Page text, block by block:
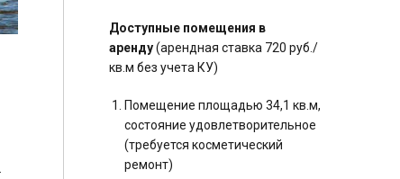
Доступные помещения в
аренду(арендная ставка 720 руб./
кв.м без учета КУ)
Помещение площадью 34,1 кв.м,
состояние удовлетворительное
(требуется косметический
ремонт)